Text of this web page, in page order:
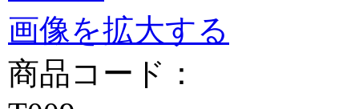
画像を拡大する
商品コード：